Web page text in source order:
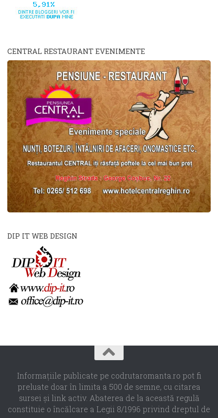
CENTRAL RESTAURANT EVENIMENTE
DIP IT WEB DESIGN
Informaţiile publicate pe codrutaromanta.ro pot fi
preluate doar în limita a 500 de semne, cu citarea
sursei şi link activ. Abaterea de la această regulă
constituie o încălcare a Legii 8/1996 privind dreptul de